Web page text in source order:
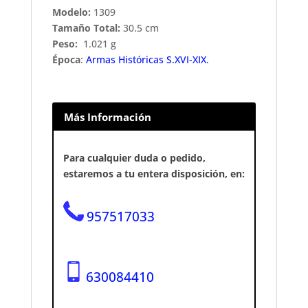
Modelo: 1309
Tamaño Total: 30.5 cm
Peso: 1.021 g
Época: Armas Históricas S.XVI-XIX.
Más Información
Para cualquier duda o pedido,
estaremos a tu entera disposición, en:
957517033
630084410